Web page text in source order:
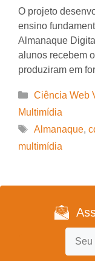
O projeto
ensino
Almanaque
alunos recebem
produziram em
Categorias
Ciência Web
Multimídia
Tags
Almanaque,
multimídia